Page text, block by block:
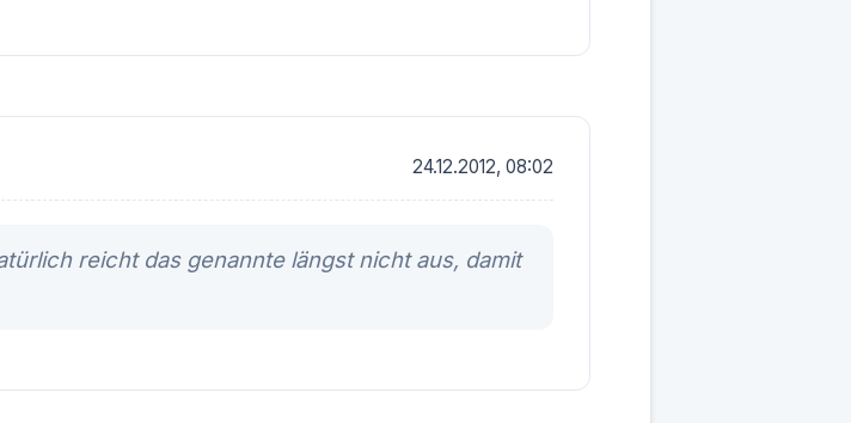
24.12.2012, 08:02
reicht das genannte längst nicht aus, damit